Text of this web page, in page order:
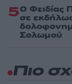
5Ο Φειδίας
σε
Σολωμού
Πιο